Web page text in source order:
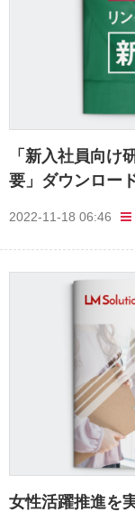
「新入社員向け
要」ダウンロー
2022-11-18 06:46
女性活躍推進を